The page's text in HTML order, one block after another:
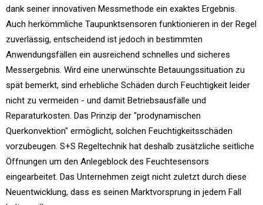
dank seiner innovativen Messmethode ein exaktes Ergebnis.
Auch herkömmliche Taupunktsensoren funktionieren in der Regel
zuverlässig, entscheidend ist jedoch in bestimmten
Anwendungsfällen ein ausreichend schnelles und sicheres
Messergebnis. Wird eine unerwünschte Betauungssituation zu
spät bemerkt, sind erhebliche Schäden durch Feuchtigkeit leider
nicht zu vermeiden - und damit Betriebsausfälle und
Reparaturkosten. Das Prinzip der "prodynamischen
Querkonvektion" ermöglicht, solchen Feuchtigkeitsschäden
vorzubeugen. S+S Regeltechnik hat deshalb zusätzliche seitliche
Öffnungen um den Anlegeblock des Feuchtesensors
eingearbeitet. Das Unternehmen zeigt nicht zuletzt durch diese
Neuentwicklung, dass es seinen Marktvorsprung in jedem Fall